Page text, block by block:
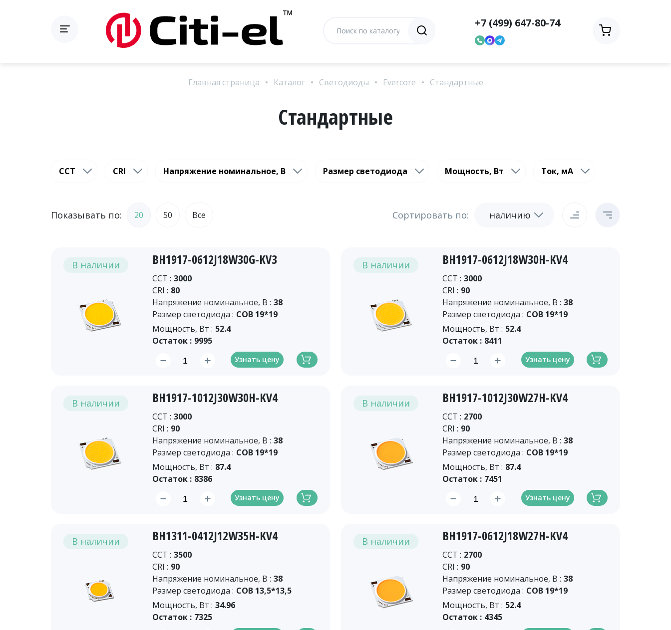
+7 (499) 647-80-74
Главная страница Каталог Светодиоды Evercore Стандартные
Стандартные
CCT CRI Напряжение номинальное, В Размер светодиода Мощность, Вт Ток, мА
Показывать по: 20 50 Все Сортировать по: наличию
В наличии BH1917-0612J18W30G-KV3
CCT : 3000
CRI : 80
Напряжение номинальное, В : 38
Размер светодиода : COB 19*19
Мощность, Вт : 52.4
Остаток : 9995
Узнать цену
В наличии BH1917-0612J18W30H-KV4
CCT : 3000
CRI : 90
Напряжение номинальное, В : 38
Размер светодиода : COB 19*19
Мощность, Вт : 52.4
Остаток : 8411
Узнать цену
В наличии BH1917-1012J30W30H-KV4
CCT : 3000
CRI : 90
Напряжение номинальное, В : 38
Размер светодиода : COB 19*19
Мощность, Вт : 87.4
Остаток : 8386
Узнать цену
В наличии BH1917-1012J30W27H-KV4
CCT : 2700
CRI : 90
Напряжение номинальное, В : 38
Размер светодиода : COB 19*19
Мощность, Вт : 87.4
Остаток : 7451
Узнать цену
В наличии BH1311-0412J12W35H-KV4
CCT : 3500
CRI : 90
Напряжение номинальное, В : 38
Размер светодиода : COB 13,5*13,5
Мощность, Вт : 34.96
Остаток : 7325
В наличии BH1917-0612J18W27H-KV4
CCT : 2700
CRI : 90
Напряжение номинальное, В : 38
Размер светодиода : COB 19*19
Мощность, Вт : 52.4
Остаток : 4345